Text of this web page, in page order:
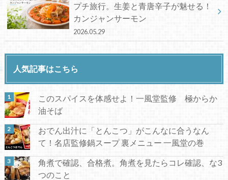
プチ旅行。生姜と青唐辛子が魅せる！
カンジャンサーモン
2026.05.29
人気記事はこちら
このスパイスを体感せよ！一風堂監修 極からか
油そば
おでん出汁に「とんこつ」がこんなに合うなん
て！名店監修鍋スープ 裏メニュー 一風堂の巻
角煮で確認、合格煮。角煮を見たらコレ確認、な3
つのこと